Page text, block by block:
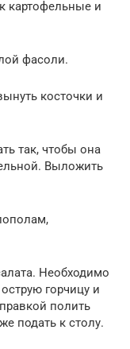
картофельные и
фасоли.
косточки и
так, чтобы она
Выложить
Необходимо
горчицу и
полить
подать к столу.